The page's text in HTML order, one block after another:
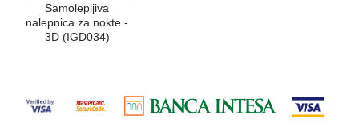
Samolepljiva
nalepnica za nokte -
3D (IGD034)